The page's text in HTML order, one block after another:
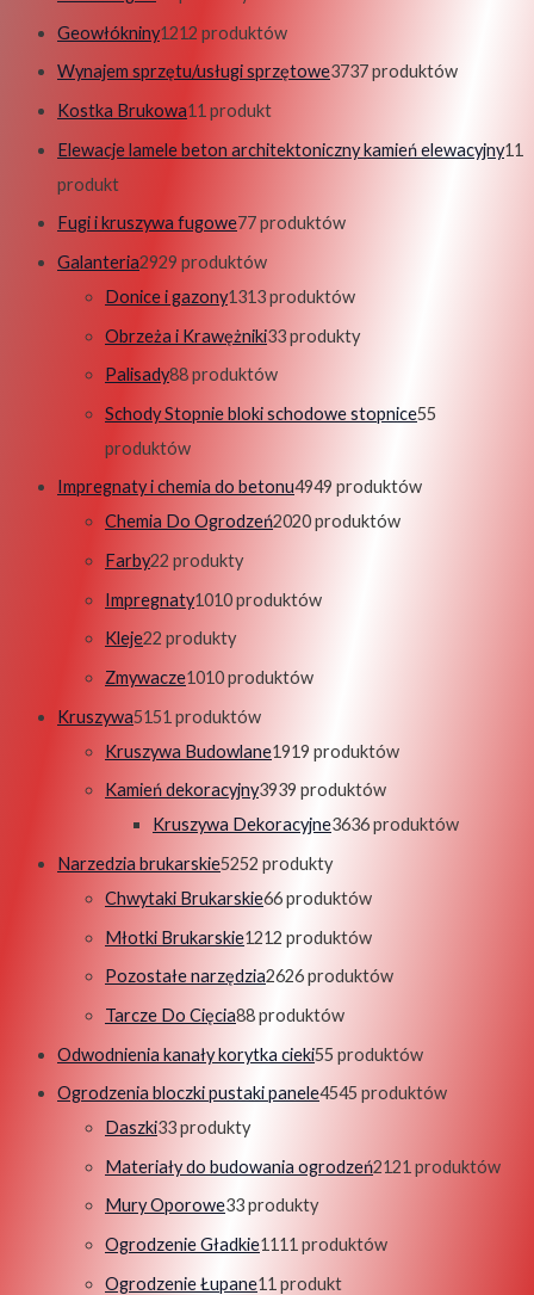
Geowłókniny1212 produktów
Wynajem sprzętu/usługi sprzętowe3737 produktów
Kostka Brukowa1 1 produkt
Elewacje lamele beton architektoniczny kamień elewacyjny11
produkt
Fugi i kruszywa fugowe77 produktów
Galanteria2929 produktów
Donice i gazony1313 produktów
Obrzeża i Krawężniki33 produkty
Palisady88 produktów
Schody Stopnie bloki schodowe stopnice55
produktów
Impregnaty i chemia do betonu4949 produktów
Chemia Do Ogrodzeń2020 produktów
Farby22 produkty
Impregnaty1010 produktów
Kleje22 produkty
Zmywacze1010 produktów
Kruszywa5151 produktów
Kruszywa Budowlane1919 produktów
Kamień dekoracyjny3939 produktów
Kruszywa Dekoracyjne3636 produktów
Narzedzia brukarskie5252 produkty
Chwytaki Brukarskie66 produktów
Młotki Brukarskie1212 produktów
Pozostałe narzędzia2626 produktów
Tarcze Do Cięcia88 produktów
Odwodnienia kanały korytka cieki55 produktów
Ogrodzenia bloczki pustaki panele4545 produktów
Daszki33 produkty
Materiały do budowania ogrodzeń2121 produktów
Mury Oporowe33 produkty
Ogrodzenie Gładkie1111 produktów
Ogrodzenie Łupane11 produkt